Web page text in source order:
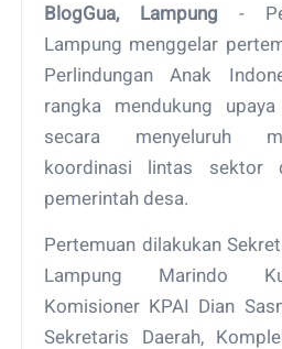
BlogGua, Lampung -
Lampung menggelar
Perlindungan Anak
rangka mendukung
secara menyeluruh
koordinasi lintas sektor
pemerintah desa.
Pertemuan dilakukan
Lampung Marindo
Komisioner KPAI Dian
Sekretaris Daerah,